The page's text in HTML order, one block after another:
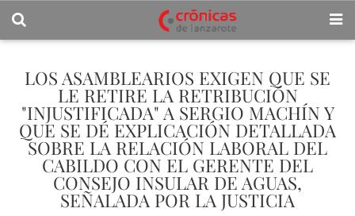
LOS ASAMBLEARIOS EXIGEN QUE SE
LE RETIRE LA RETRIBUCIÓN
"INJUSTIFICADA" A SERGIO MACHÍN Y
QUE SE DÉ EXPLICACIÓN DETALLADA
SOBRE LA RELACIÓN LABORAL DEL
CABILDO CON EL GERENTE DEL
CONSEJO INSULAR DE AGUAS,
SEÑALADA POR LA JUSTICIA